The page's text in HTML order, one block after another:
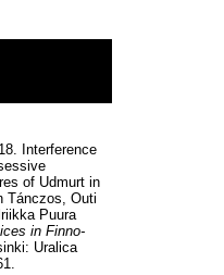
Interference
of Udmurt in
Tánczos, Outi
Puura
in Finno-
Uralica